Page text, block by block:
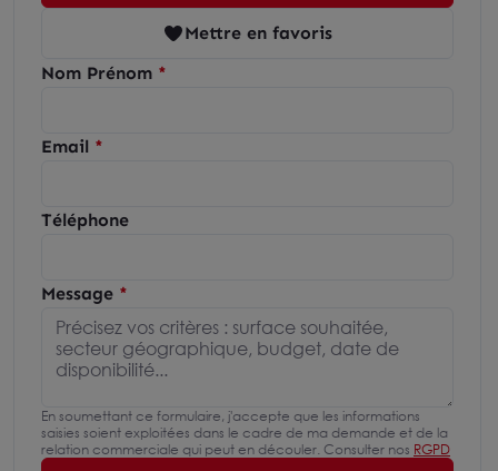
Mettre en favoris
Nom Prénom
Email
Téléphone
Message
En soumettant ce formulaire, j'accepte que les informations
saisies soient exploitées dans le cadre de ma demande et de la
relation commerciale qui peut en découler. Consulter nos RGPD